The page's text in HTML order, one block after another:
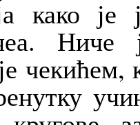
како је
Ниче
чекићем,